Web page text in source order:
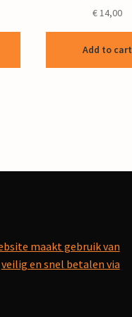
€ 14,00
Add to cart
maakt gebruik van
veilig en snel betalen via